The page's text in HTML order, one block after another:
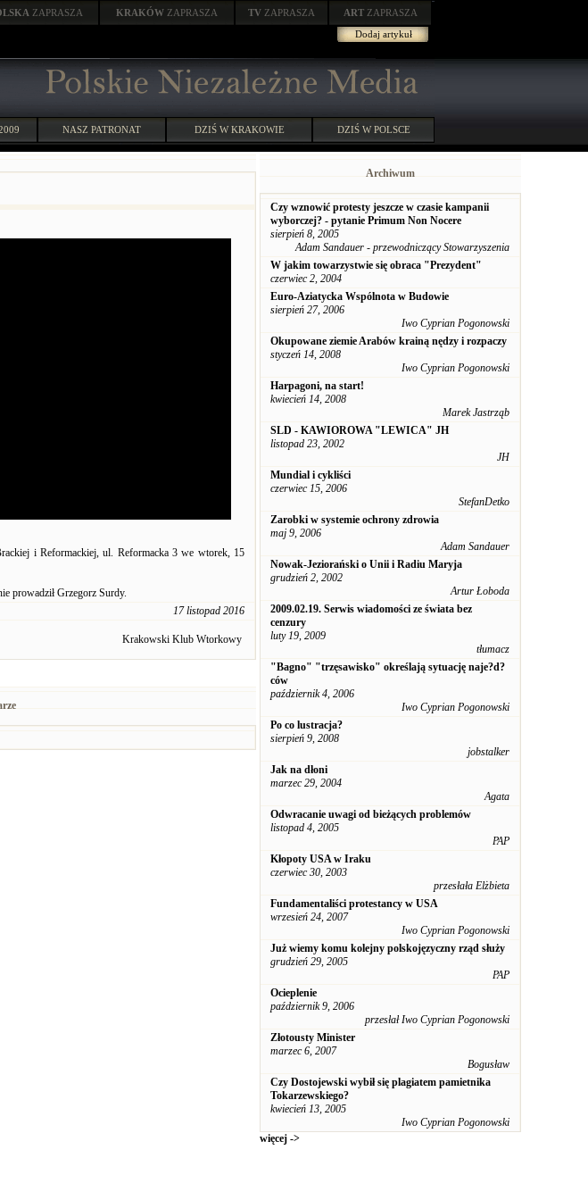
ZAPRASZA KRAKÓW ZAPRASZA TV ZAPRASZA ART ZAPRASZA
Dodaj artykuł
NASZ PATRONAT DZIŚ W KRAKOWIE DZIŚ W POLSCE
i Reformackiej, ul. Reformacka 3 we wtorek, 15
prowadził Grzegorz Surdy.
17 listopad 2016
Krakowski Klub Wtorkowy
Archiwum
Czy wznowić protesty jeszcze w czasie kampanii
wyborczej? - pytanie Primum Non Nocere
sierpień 8, 2005
Adam Sandauer - przewodniczący Stowarzyszenia
W jakim towarzystwie się obraca "Prezydent"
czerwiec 2, 2004
Euro-Aziatycka Wspólnota w Budowie
sierpień 27, 2006
Iwo Cyprian Pogonowski
Okupowane ziemie Arabów krainą nędzy i rozpaczy
styczeń 14, 2008
Iwo Cyprian Pogonowski
Harpagoni, na start!
kwiecień 14, 2008
Marek Jastrząb
SLD - KAWIOROWA "LEWICA" JH
listopad 23, 2002
JH
Mundial i cykliści
czerwiec 15, 2006
StefanDetko
Zarobki w systemie ochrony zdrowia
maj 9, 2006
Adam Sandauer
Nowak-Jeziorański o Unii i Radiu Maryja
grudzień 2, 2002
Artur Łoboda
2009.02.19. Serwis wiadomości ze świata bez
cenzury
luty 19, 2009
tłumacz
"Bagno" "trzęsawisko" określają sytuację naje?d?
ców
październik 4, 2006
Iwo Cyprian Pogonowski
Po co lustracja?
sierpień 9, 2008
jobstalker
Jak na dłoni
marzec 29, 2004
Agata
Odwracanie uwagi od bieżących problemów
listopad 4, 2005
PAP
Kłopoty USA w Iraku
czerwiec 30, 2003
przesłała Elżbieta
Fundamentaliści protestancy w USA
wrzesień 24, 2007
Iwo Cyprian Pogonowski
Już wiemy komu kolejny polskojęzyczny rząd służy
grudzień 29, 2005
PAP
Ocieplenie
październik 9, 2006
przesłał Iwo Cyprian Pogonowski
Złotousty Minister
marzec 6, 2007
Bogusław
Czy Dostojewski wybił się plagiatem pamietnika
Tokarzewskiego?
kwiecień 13, 2005
Iwo Cyprian Pogonowski
więcej ->